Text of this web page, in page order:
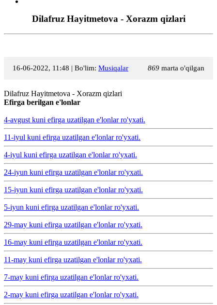
Dilafruz Hayitmetova - Xorazm qizlari
16-06-2022, 11:48 869 marta o'qilgan
| Bo'lim: Musiqalar
Dilafruz Hayitmetova - Xorazm qizlari
Efirga berilgan e'lonlar
4-avgust kuni efirga uzatilgan e'lonlar ro'yxati.
11-iyul kuni efirga uzatilgan e'lonlar ro'yxati.
4-iyul kuni efirga uzatilgan e'lonlar ro'yxati.
24-iyun kuni efirga uzatilgan e'lonlar ro'yxati.
15-iyun kuni efirga uzatilgan e'lonlar ro'yxati.
5-iyun kuni efirga uzatilgan e'lonlar ro'yxati.
29-may kuni efirga uzatilgan e'lonlar ro'yxati.
16-may kuni efirga uzatilgan e'lonlar ro'yxati.
11-may kuni efirga uzatilgan e'lonlar ro'yxati.
7-may kuni efirga uzatilgan e'lonlar ro'yxati.
2-may kuni efirga uzatilgan e'lonlar ro'yxati.